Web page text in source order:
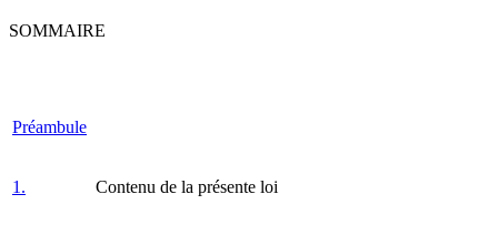
SOMMAIRE
Préambule
1. Contenu de la présente loi